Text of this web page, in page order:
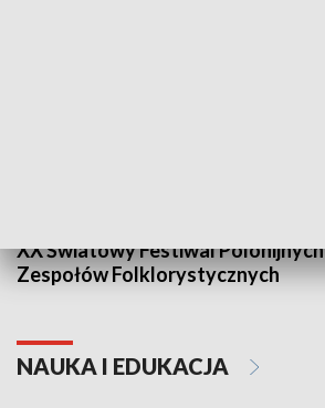
XX Światowy Festiwal Polonijnych
Zespołów Folklorystycznych
NAUKA I EDUKACJA